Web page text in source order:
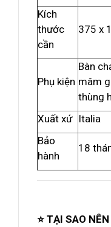
Kích
thước
cần
375 x
Phụ kiện
Bàn
mâm
thùng
Xuất xứ Italia
Bảo
hành
18
⭐ TẠI SAO